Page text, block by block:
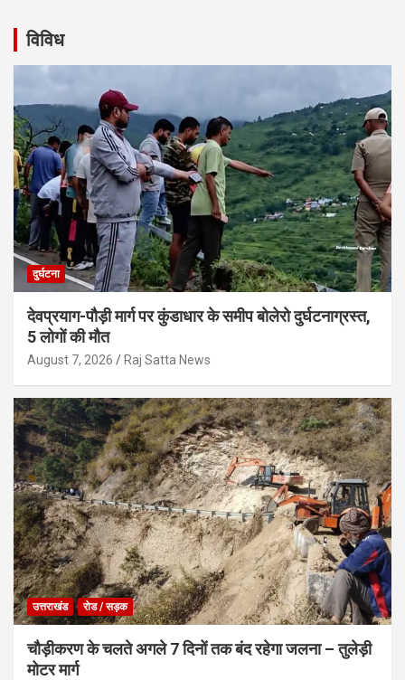
विविध
दुर्घटना
देवप्रयाग-पौड़ी मार्ग पर कुंडाधार के समीप बोलेरो दुर्घटनाग्रस्त,
5 लोगों की मौत
August 7, 2026 Raj Satta News
उत्तराखंड रोड / सड़क
चौड़ीकरण के चलते अगले 7 दिनों तक बंद रहेगा जलना – तुलेड़ी
मोटर मार्ग